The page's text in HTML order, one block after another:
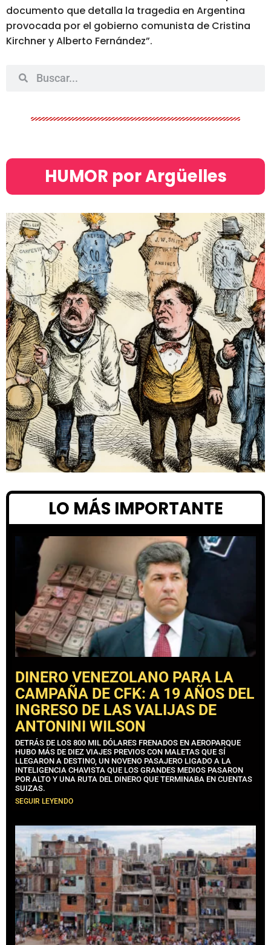
documento que detalla la tragedia en Argentina
provocada por el gobierno comunista de Cristina
Kirchner y Alberto Fernández”.
HUMOR por Argüelles​
LO MÁS IMPORTANTE
DINERO VENEZOLANO PARA LA
CAMPAÑA DE CFK: A 19 AÑOS DEL
INGRESO DE LAS VALIJAS DE
ANTONINI WILSON
DETRÁS DE LOS 800 MIL DÓLARES FRENADOS EN AEROPARQUE
HUBO MÁS DE DIEZ VIAJES PREVIOS CON MALETAS QUE SÍ
LLEGARON A DESTINO, UN NOVENO PASAJERO LIGADO A LA
INTELIGENCIA CHAVISTA QUE LOS GRANDES MEDIOS PASARON
POR ALTO Y UNA RUTA DEL DINERO QUE TERMINABA EN CUENTAS
SUIZAS.
SEGUIR LEYENDO